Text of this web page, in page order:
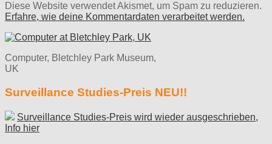
Diese Website verwendet Akismet, um Spam zu reduzieren.
Erfahre, wie deine Kommentardaten verarbeitet werden.
Computer, Bletchley Park Museum,
UK
Surveillance Studies-Preis NEU!!
Surveillance Studies-Preis wird wieder ausgeschrieben,
Info hier